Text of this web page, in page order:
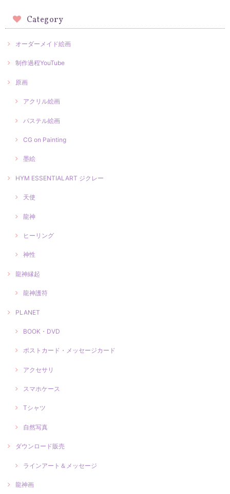
Category
オーダーメイド絵画
制作過程YouTube
原画
アクリル絵画
パステル絵画
CG on Painting
墨絵
HYM ESSENTIALART ジクレー
天使
龍神
ヒーリング
神性
龍神縁起
龍神護符
PLANET
BOOK・DVD
ポストカード・メッセージカード
アクセサリ
スマホケース
Tシャツ
自然写真
ダウンロード販売
ラインアート＆メッセージ
龍神画